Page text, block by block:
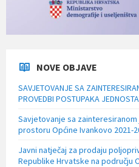
NOVE OBJAVE
SAVJETOVANJE SA
PROVEDBI POSTUPAKA
Savjetovanje sa zainteresiranom
prostoru Općine Ivankovo 2021-
Javni natječaj za prodaju
Republike Hrvatske na području